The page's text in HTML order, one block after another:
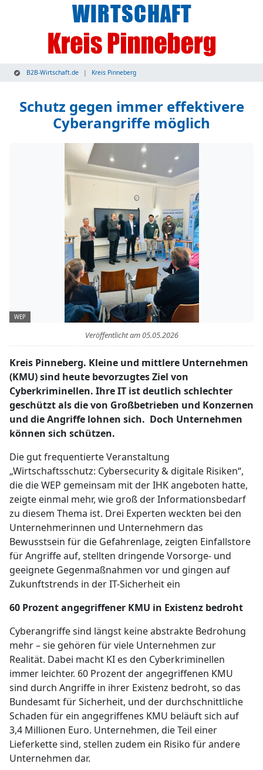
B2B-Wirtschaft.de Kreis Pinneberg
Schutz gegen immer effektivere
Cyberangriffe möglich
WEP
Veröffentlicht am05.05.2026
Kreis Pinneberg. Kleine und mittlere Unternehmen
(KMU) sind heute bevorzugtes Ziel von
Cyberkriminellen. Ihre IT ist deutlich schlechter
geschützt als die von Großbetrieben und Konzernen
und die Angriffe lohnen sich. Doch Unternehmen
können sich schützen.
Die gut frequentierte Veranstaltung
„Wirtschaftsschutz: Cybersecurity & digitale Risiken“,
die die WEP gemeinsam mit der IHK angeboten hatte,
zeigte einmal mehr, wie groß der Informationsbedarf
zu diesem Thema ist. Drei Experten weckten bei den
Unternehmerinnen und Unternehmern das
Bewusstsein für die Gefahrenlage, zeigten Einfallstore
für Angriffe auf, stellten dringende Vorsorge- und
geeignete Gegenmaßnahmen vor und gingen auf
Zukunftstrends in der IT-Sicherheit ein
60 Prozent angegriffener KMU in Existenz bedroht
Cyberangriffe sind längst keine abstrakte Bedrohung
mehr – sie gehören für viele Unternehmen zur
Realität. Dabei macht KI es den Cyberkriminellen
immer leichter. 60 Prozent der angegriffenen KMU
sind durch Angriffe in ihrer Existenz bedroht, so das
Bundesamt für Sicherheit, und der durchschnittliche
Schaden für ein angegriffenes KMU beläuft sich auf
3,4 Millionen Euro. Unternehmen, die Teil einer
Lieferkette sind, stellen zudem ein Risiko für andere
Unternehmen dar.